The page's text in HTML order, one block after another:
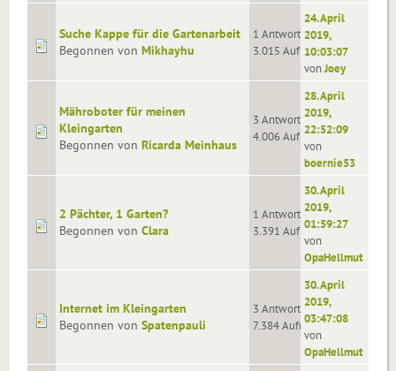
Suche Kappe für die Gartenarbeit
Begonnen von Mikhayhu
1 Antworten
3.015 Aufrufe
24. April
2019,
10:03:07
vonJoey
Mähroboter für meinen
Kleingarten
Begonnen von Ricarda Meinhaus
3 Antworten
4.006 Aufrufe
28. April
2019,
22:52:09
von
boernie53
2 Pächter, 1 Garten?
Begonnen von Clara
1 Antworten
3.391 Aufrufe
30. April
2019,
01:59:27
von
OpaHellmut
Internet im Kleingarten
Begonnen von Spatenpauli
3 Antworten
7.384 Aufrufe
30. April
2019,
03:47:08
von
OpaHellmut